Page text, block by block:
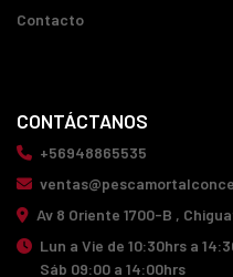
Contacto
CONTÁCTANOS
+56948865535
Av 8 Oriente 1700-B ,
Lun a Vie de 10:30hrs a
Sáb 09:00 a 14:00hrs